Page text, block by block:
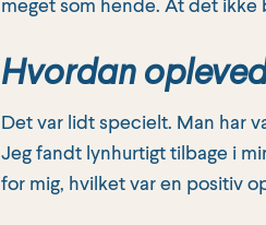
Hvordan
Det var lidt specielt. Man har
Jeg fandt lynhurtigt tilbage i
for mig, hvilket var en positiv